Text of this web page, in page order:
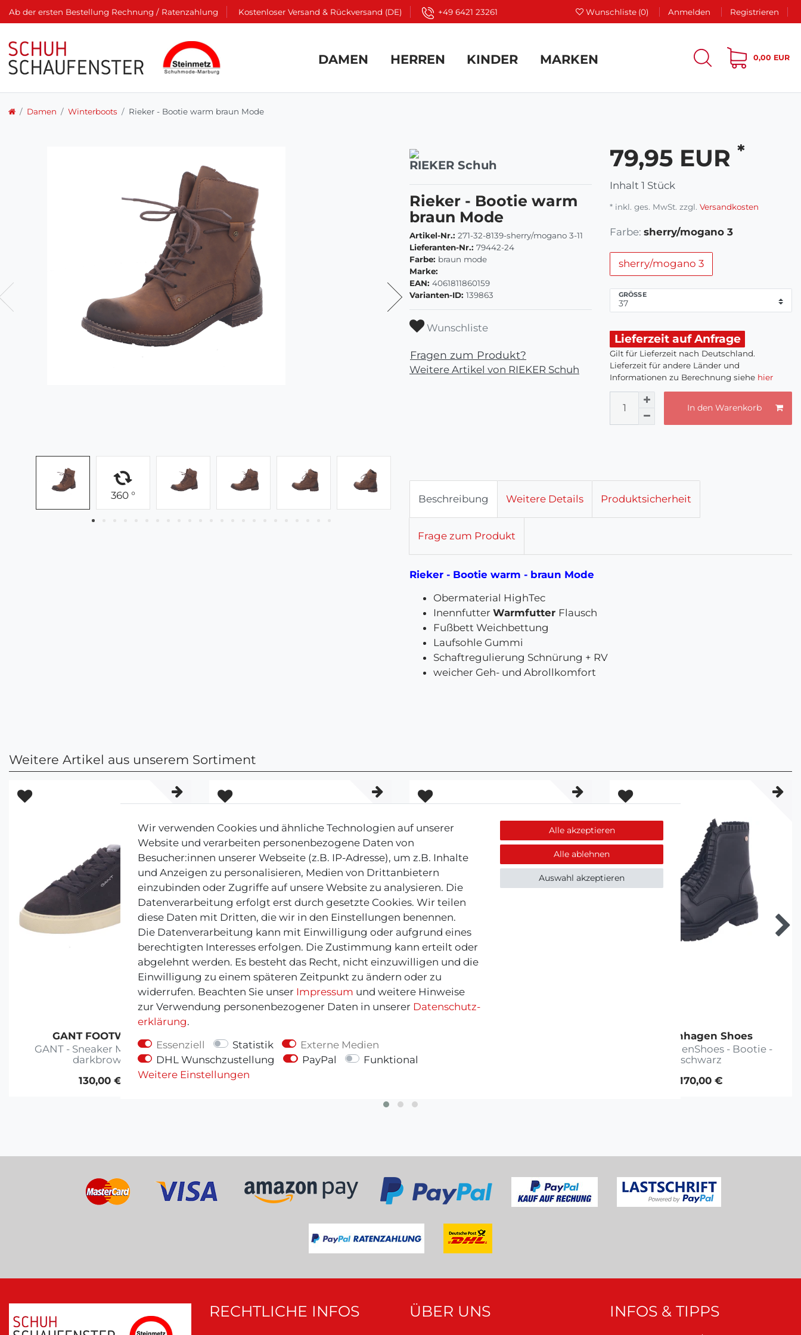
Ab der ersten Bestellung Rechnung / Ratenzahlung Kostenloser Versand & Rückversand (DE) +49 6421 23261 Wunschliste (0) Anmelden Registrieren
DAMEN HERREN KINDER MARKEN 0,00 EUR
Damen Winterboots Rieker - Bootie warm braun Mode
360 °
RIEKER Schuh
Rieker - Bootie warm
braun Mode
Artikel-Nr.: 271-32-8139-sherry/mogano 3-11
Lieferanten-Nr.: 79442-24
Farbe: braun mode
Marke:
EAN: 4061811860159
Varianten-ID: 139863
Wunschliste
Fragen zum Produkt?
Weitere Artikel von RIEKER Schuh
79,95 EUR *
Inhalt 1 Stück
* inkl. ges. MwSt. zzgl. Versandkosten
Farbe: sherry/mogano 3
sherry/mogano 3
GRÖSSE
Lieferzeit auf Anfrage
Gilt für Lieferzeit nach Deutschland.
Lieferzeit für andere Länder und
Informationen zu Berechnung siehe hier
In den Warenkorb
Beschreibung Weitere Details Produktsicherheit
Frage zum Produkt
Rieker - Bootie warm - braun Mode
Obermaterial HighTec
Inennfutter Warmfutter Flausch
Fußbett Weichbettung
Laufsohle Gummi
Schaftregulierung Schnürung + RV
weicher Geh- und Abrollkomfort
Weitere Artikel aus unserem Sortiment
GANT FOOTWEAR
GANT - Sneaker McJulien -
darkbrown
130,00 €
CopenhagenShoes - Bootie -
braun
Copenhagen Shoes
CopenhagenShoes - Bootie -
schwarz
170,00 €
Wir verwenden Cookies und ähnliche Technologien auf unserer
Website und verarbeiten personenbezogene Daten von
Besucher:innen unserer Webseite (z.B. IP-Adresse), um z.B. Inhalte
und Anzeigen zu personalisieren, Medien von Drittanbietern
einzubinden oder Zugriffe auf unsere Website zu analysieren. Die
Datenverarbeitung erfolgt erst durch gesetzte Cookies. Wir teilen
diese Daten mit Dritten, die wir in den Einstellungen benennen.
Die Datenverarbeitung kann mit Einwilligung oder aufgrund eines
berechtigten Interesses erfolgen. Die Zustimmung kann erteilt oder
abgelehnt werden. Es besteht das Recht, nicht einzuwilligen und die
Einwilligung zu einem späteren Zeitpunkt zu ändern oder zu
widerrufen. Beachten Sie unser Impressum und weitere Hinweise
zur Verwendung personenbezogener Daten in unserer Daten­schutz­
erklärung.
Essenziell
Statistik
Externe Medien
DHL Wunschzustellung
PayPal
Funktional
Weitere Einstellungen
Alle akzeptieren
Alle ablehnen
Auswahl akzeptieren
RECHTLICHE INFOS ÜBER UNS INFOS & TIPPS